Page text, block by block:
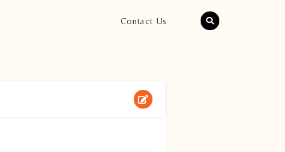
Contact Us